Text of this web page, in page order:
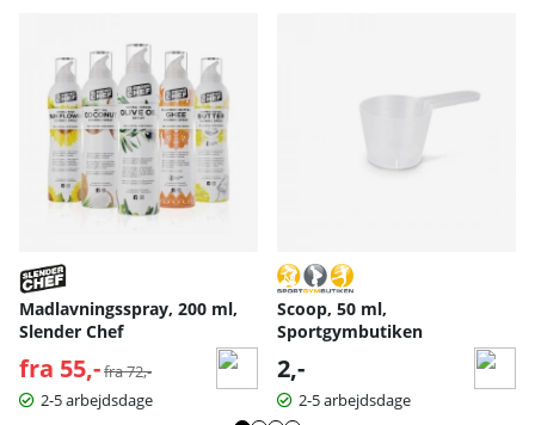
Madlavningsspray, 200 ml,
Slender Chef
fra 55,- Normalpris:
fra 72,-
2-5 arbejdsdage
Scoop, 50 ml,
Sportgymbutiken
2,-
2-5 arbejdsdage